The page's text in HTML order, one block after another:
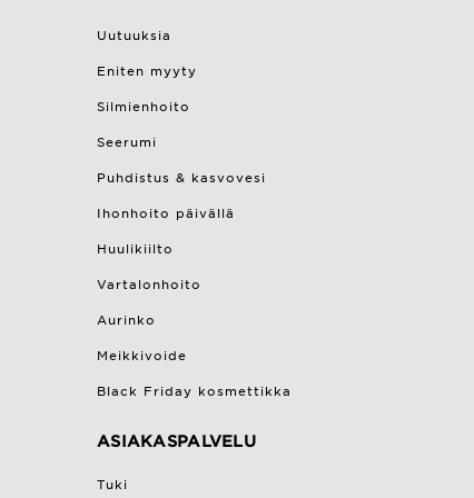
Uutuuksia
Eniten myyty
Silmienhoito
Seerumi
Puhdistus & kasvovesi
Ihonhoito päivällä
Huulikiilto
Vartalonhoito
Aurinko
Meikkivoide
Black Friday kosmettikka
ASIAKASPALVELU
Tuki